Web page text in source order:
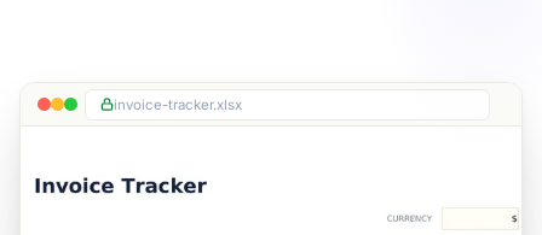
invoice-tracker.xlsx